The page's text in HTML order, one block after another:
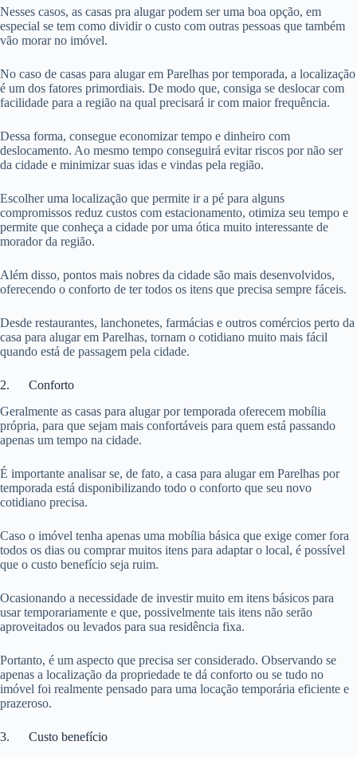
Nesses casos, as casas pra alugar podem ser uma boa opção, em
especial se tem como dividir o custo com outras pessoas que também
vão morar no imóvel.
No caso de casas para alugar em Parelhas por temporada, a localização
é um dos fatores primordiais. De modo que, consiga se deslocar com
facilidade para a região na qual precisará ir com maior frequência.
Dessa forma, consegue economizar tempo e dinheiro com
deslocamento. Ao mesmo tempo conseguirá evitar riscos por não ser
da cidade e minimizar suas idas e vindas pela região.
Escolher uma localização que permite ir a pé para alguns
compromissos reduz custos com estacionamento, otimiza seu tempo e
permite que conheça a cidade por uma ótica muito interessante de
morador da região.
Além disso, pontos mais nobres da cidade são mais desenvolvidos,
oferecendo o conforto de ter todos os itens que precisa sempre fáceis.
Desde restaurantes, lanchonetes, farmácias e outros comércios perto da
casa para alugar em Parelhas, tornam o cotidiano muito mais fácil
quando está de passagem pela cidade.
2. Conforto
Geralmente as casas para alugar por temporada oferecem mobília
própria, para que sejam mais confortáveis para quem está passando
apenas um tempo na cidade.
É importante analisar se, de fato, a casa para alugar em Parelhas por
temporada está disponibilizando todo o conforto que seu novo
cotidiano precisa.
Caso o imóvel tenha apenas uma mobília básica que exige comer fora
todos os dias ou comprar muitos itens para adaptar o local, é possível
que o custo benefício seja ruim.
Ocasionando a necessidade de investir muito em itens básicos para
usar temporariamente e que, possivelmente tais itens não serão
aproveitados ou levados para sua residência fixa.
Portanto, é um aspecto que precisa ser considerado. Observando se
apenas a localização da propriedade te dá conforto ou se tudo no
imóvel foi realmente pensado para uma locação temporária eficiente e
prazeroso.
3. Custo benefício